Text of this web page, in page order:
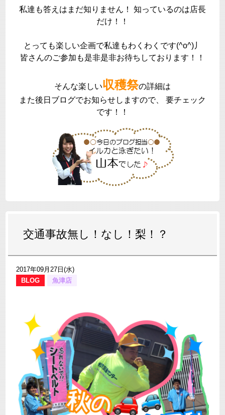
私達も答えはまだ知りません！ 知っているのは店長
だけ！！
とっても楽しい企画で私達もわくわくです(^o^)丿
皆さんのご参加も是非是非お待ちしております！！
そんな楽しい収穫祭の詳細は
また後日ブログでお知らせしますので、 要チェック
です！！
交通事故無し！なし！梨！？
2017年09月27日(水)
BLOG
魚津店